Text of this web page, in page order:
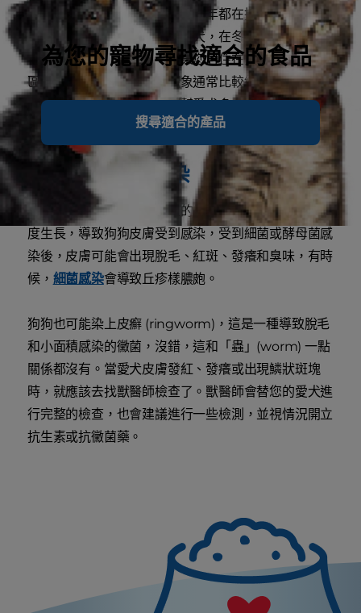
為您的寵物尋找適合的食品
搜尋適合的產品
狗的毛髮就會脫落。很多狗狗整年都在掉毛，有些品
種，像是哈士奇犬和拉布拉多犬，在冬天會長出厚重的
毛髮，然後在春天脫落。如果您居住在氣候溫和的地
區，狗狗在換季時的掉毛現象通常比較緩和。如果掉毛
的情況過於嚴重，請每週都幫愛犬多梳幾次毛，以去除
和控制多餘毛髮。
2.細菌和黴菌感染
細菌和酵母菌是狗狗皮膚上的常在菌叢，但有時候會過
度生長，導致狗狗皮膚受到感染，受到細菌或酵母菌感
染後，皮膚可能會出現脫毛、紅斑、發癢和臭味，有時
候， 細菌感染會導致丘疹樣膿皰。
狗狗也可能染上皮癬 (ringworm)，這是一種導致脫毛
和小面積感染的黴菌，沒錯，這和「蟲」(worm) 一點
關係都沒有。當愛犬皮膚發紅、發癢或出現鱗狀斑塊
時，就應該去找獸醫師檢查了。獸醫師會替您的愛犬進
行完整的檢查，也會建議進行一些檢測，並視情況開立
抗生素或抗黴菌藥。